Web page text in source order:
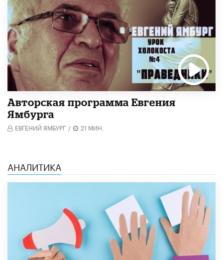
Авторская программа Евгения
Ямбурга
ЕВГЕНИЙ ЯМБУРГ / 21 МИН.
АНАЛИТИКА